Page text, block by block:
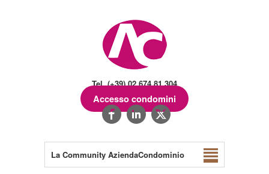
Tel. (+39) 02.674.81.304
Accesso condomini
La Community AziendaCondominio